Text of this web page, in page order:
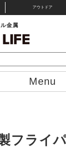
アウトドア
金属
Menu
フライ